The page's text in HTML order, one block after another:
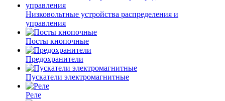
Низковольтные устройства распределения и
управления
Посты кнопочные
Предохранители
Пускатели электромагнитные
Реле